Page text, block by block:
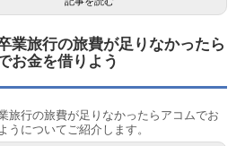
業旅行の旅費が足りなかったら
お金を借りよう
旅行の旅費が足りなかったらアコムでお
うについてご紹介します。